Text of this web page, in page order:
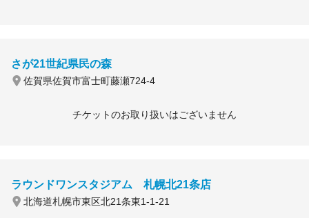
さが21世紀県民の森
佐賀県佐賀市富士町藤瀬724-4
チケットのお取り扱いはございません
ラウンドワンスタジアム 札幌北21条店
北海道札幌市東区北21条東1-1-21